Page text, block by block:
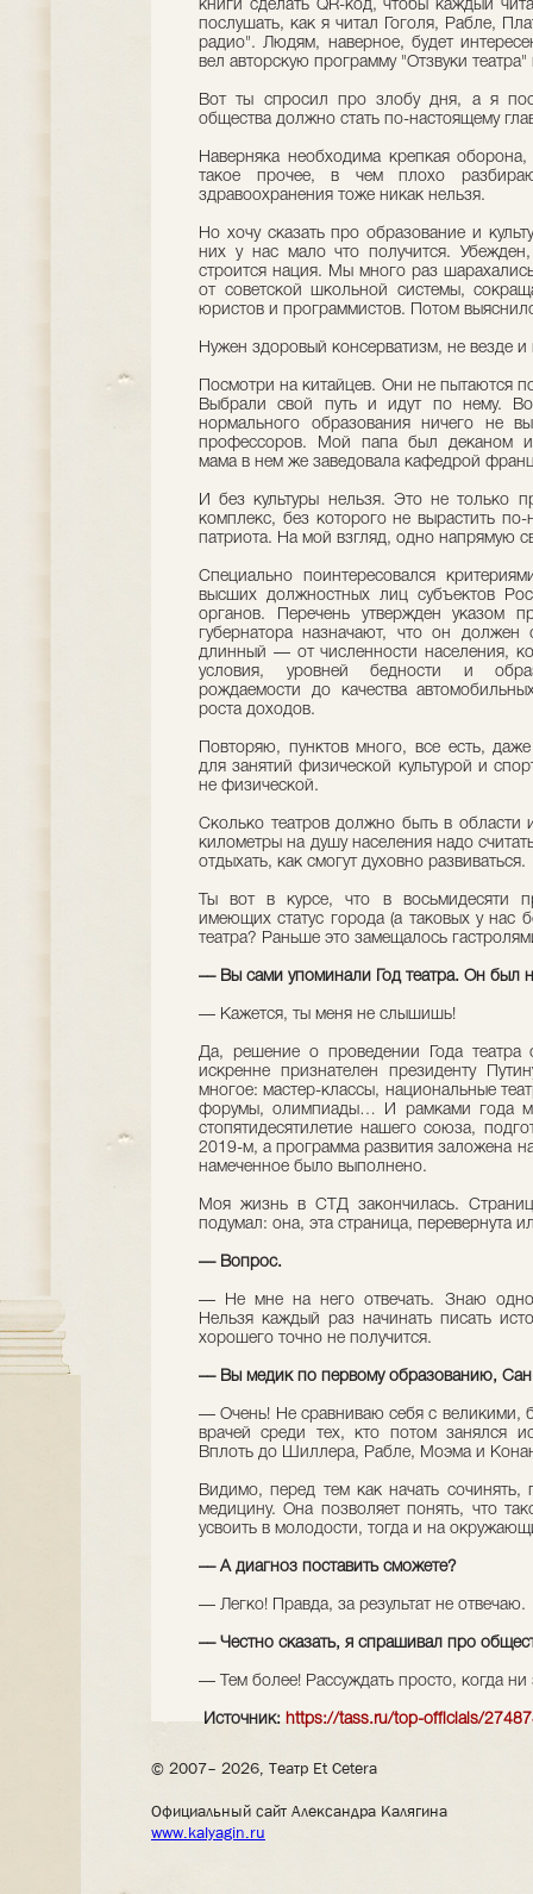
книги сделать QR-код, чтобы каждый
послушать, как я читал Гоголя, Рабле,
радио". Людям, наверное, будет
вел авторскую программу "Отзвуки
Вот ты спросил про злобу дня, а я
общества должно стать по-настоящему
Наверняка необходима крепкая
такое прочее, в чем плохо
здравоохранения тоже никак нельзя.
Но хочу сказать про образование и
них у нас мало что получится.
строится нация. Мы много раз
от советской школьной системы,
юристов и программистов. Потом
Нужен здоровый консерватизм, не везде и
Посмотри на китайцев. Они не пытаются
Выбрали свой путь и идут по нему.
нормального образования ничего не
профессоров. Мой папа был деканом
мама в нем же заведовала кафедрой
И без культуры нельзя. Это не только
комплекс, без которого не вырастить
патриота. На мой взгляд, одно напрямую
Специально поинтересовался
высших должностных лиц субъектов
органов. Перечень утвержден указом
губернатора назначают, что он
длинный — от численности населения,
условия, уровней бедности и
рождаемости до качества
роста доходов.
Повторяю, пунктов много, все есть,
для занятий физической культурой и
не физической.
Сколько театров должно быть в области
километры на душу населения надо
отдыхать, как смогут духовно развиваться.
Ты вот в курсе, что в восьмидесяти
имеющих статус города (а таковых у нас
театра? Раньше это замещалось
–– Вы сами упоминали Год театра. Он был
–– Кажется, ты меня не слышишь!
Да, решение о проведении Года
искренне признателен президенту
многое: мастер-классы, национальные
форумы, олимпиады… И рамками года
стопятидесятилетие нашего союза,
2019-м, а программа развития заложена
намеченное было выполнено.
Моя жизнь в СТД закончилась.
подумал: она, эта страница, перевернута
— Вопрос.
— Не мне на него отвечать. Знаю
Нельзя каждый раз начинать писать
хорошего точно не получится.
–– Вы медик по первому образованию,
–– Очень! Не сравниваю себя с великими,
врачей среди тех, кто потом занялся
Вплоть до Шиллера, Рабле, Моэма и
Видимо, перед тем как начать сочинять,
медицину. Она позволяет понять, что
усвоить в молодости, тогда и на
–– А диагноз поставить сможете?
–– Легко! Правда, за результат не отвечаю.
–– Честно сказать, я спрашивал про
–– Тем более! Рассуждать просто, когда
Источник: https://tass.ru/top-officials/
© 2007– 2026, Театр Et Cetera
Официальный сайт Александра Калягина
www.kalyagin.ru